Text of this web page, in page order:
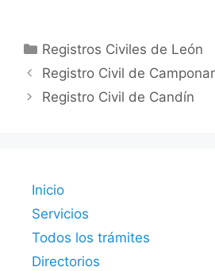
Categorías
Registros Civiles de León
Registro Civil de
Registro Civil de Candín
Inicio
Servicios
Todos los trámites
Directorios